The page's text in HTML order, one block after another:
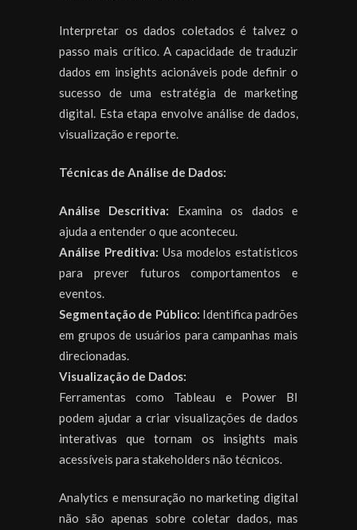
Interpretar os dados coletados é talvez o
passo mais crítico. A capacidade de traduzir
dados em insights acionáveis pode definir o
sucesso de uma estratégia de marketing
digital. Esta etapa envolve análise de dados,
visualização e reporte.
Técnicas de Análise de Dados:
Análise Descritiva: Examina os dados e
ajuda a entender o que aconteceu.
Análise Preditiva: Usa modelos estatísticos
para prever futuros comportamentos e
eventos.
Segmentação de Público: Identifica padrões
em grupos de usuários para campanhas mais
direcionadas.
Visualização de Dados:
Ferramentas como Tableau e Power BI
podem ajudar a criar visualizações de dados
interativas que tornam os insights mais
acessíveis para stakeholders não técnicos.
Analytics e mensuração no marketing digital
não são apenas sobre coletar dados, mas